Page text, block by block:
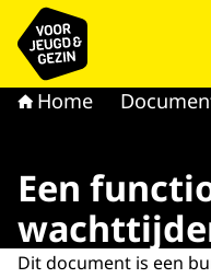
Naar de homepage
Home
Een
Dit document is een